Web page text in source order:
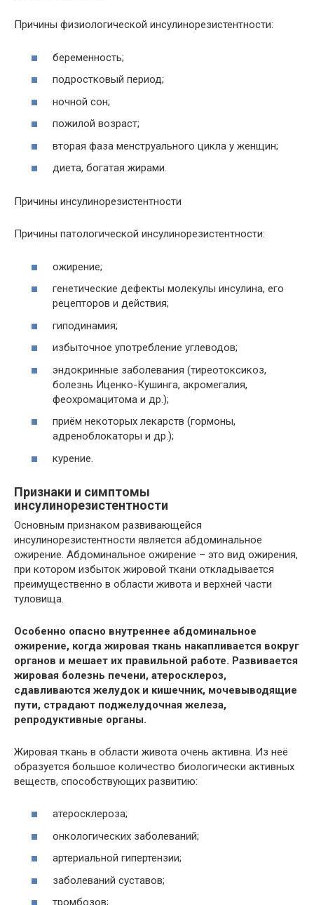
Причины физиологической инсулинорезистентности:
беременность;
подростковый период;
ночной сон;
пожилой возраст;
вторая фаза менструального цикла у женщин;
диета, богатая жирами.
Причины инсулинорезистентности
Причины патологической инсулинорезистентности:
ожирение;
генетические дефекты молекулы инсулина, его
рецепторов и действия;
гиподинамия;
избыточное употребление углеводов;
эндокринные заболевания (тиреотоксикоз,
болезнь Иценко-Кушинга, акромегалия,
феохромацитома и др.);
приём некоторых лекарств (гормоны,
адреноблокаторы и др.);
курение.
Признаки и симптомы
инсулинорезистентности
Основным признаком развивающейся
инсулинорезистентности является абдоминальное
ожирение. Абдоминальное ожирение – это вид ожирения,
при котором избыток жировой ткани откладывается
преимущественно в области живота и верхней части
туловища.
Особенно опасно внутреннее абдоминальное
ожирение, когда жировая ткань накапливается вокруг
органов и мешает их правильной работе. Развивается
жировая болезнь печени, атеросклероз,
сдавливаются желудок и кишечник, мочевыводящие
пути, страдают поджелудочная железа,
репродуктивные органы.
Жировая ткань в области живота очень активна. Из неё
образуется большое количество биологически активных
веществ, способствующих развитию:
атеросклероза;
онкологических заболеваний;
артериальной гипертензии;
заболеваний суставов;
тромбозов;